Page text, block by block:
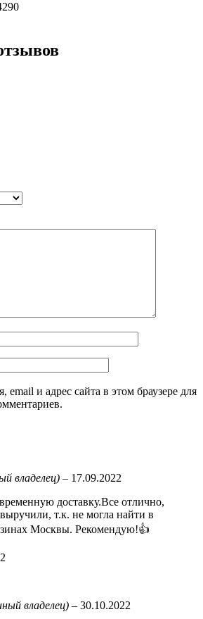
email и адрес сайта в этом браузере для
владелец) – 17.09.2022
доставку.Все отлично,
т.к. не могла найти в
Москвы. Рекомендую!👍
владелец) – 30.10.2022